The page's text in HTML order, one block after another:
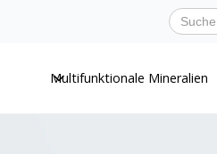
Multifunktionale Mineralien